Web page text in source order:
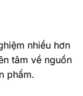
nhiều hơn
tâm về nguồn
phẩm.